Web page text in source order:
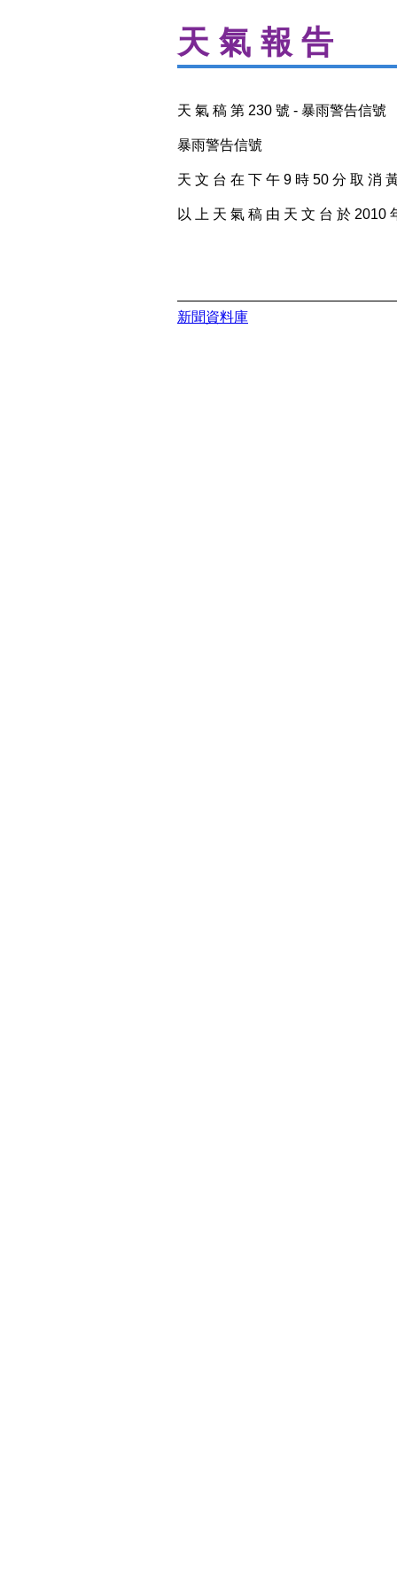
天氣報告
天 氣 稿 第 230 號 - 暴雨警告信號
暴雨警告信號
天 文 台 在 下 午 9 時 50 分 取 消
以 上 天 氣 稿 由 天 文 台 於 2010
新聞資料庫